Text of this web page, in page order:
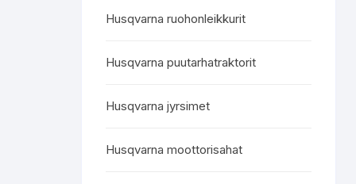
Husqvarna ruohonleikkurit
Husqvarna puutarhatraktorit
Husqvarna jyrsimet
Husqvarna moottorisahat